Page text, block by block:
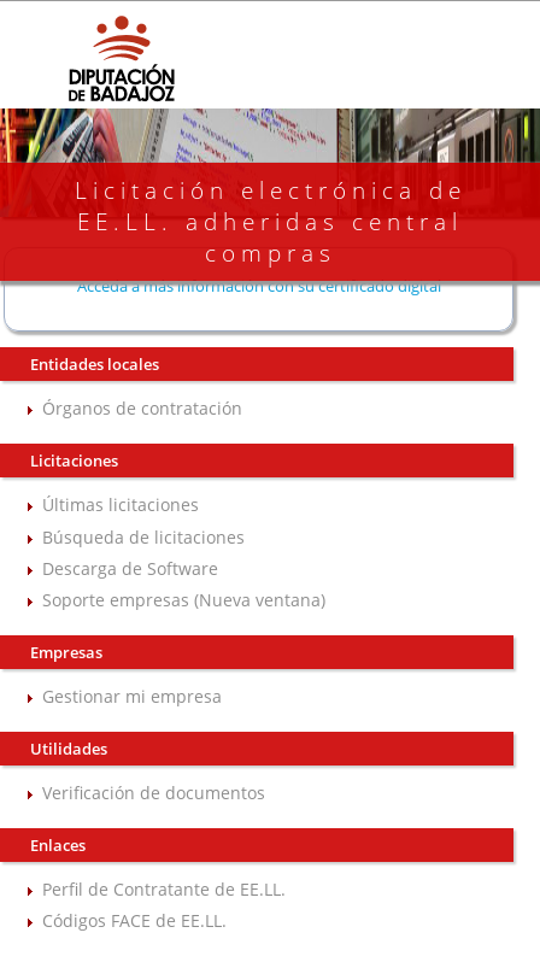
Licitación electrónica de
EE.LL. adheridas central
compras
Acceda a más información con su certificado digital
Entidades locales
Órganos de contratación
Licitaciones
Últimas licitaciones
Búsqueda de licitaciones
Descarga de Software
Soporte empresas (Nueva ventana)
Empresas
Gestionar mi empresa
Utilidades
Verificación de documentos
Enlaces
Perfil de Contratante de EE.LL.
Códigos FACE de EE.LL.